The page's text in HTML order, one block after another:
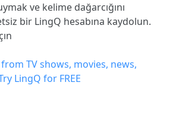
ve kelime dağarcığını
bir LingQ hesabına kaydolun.